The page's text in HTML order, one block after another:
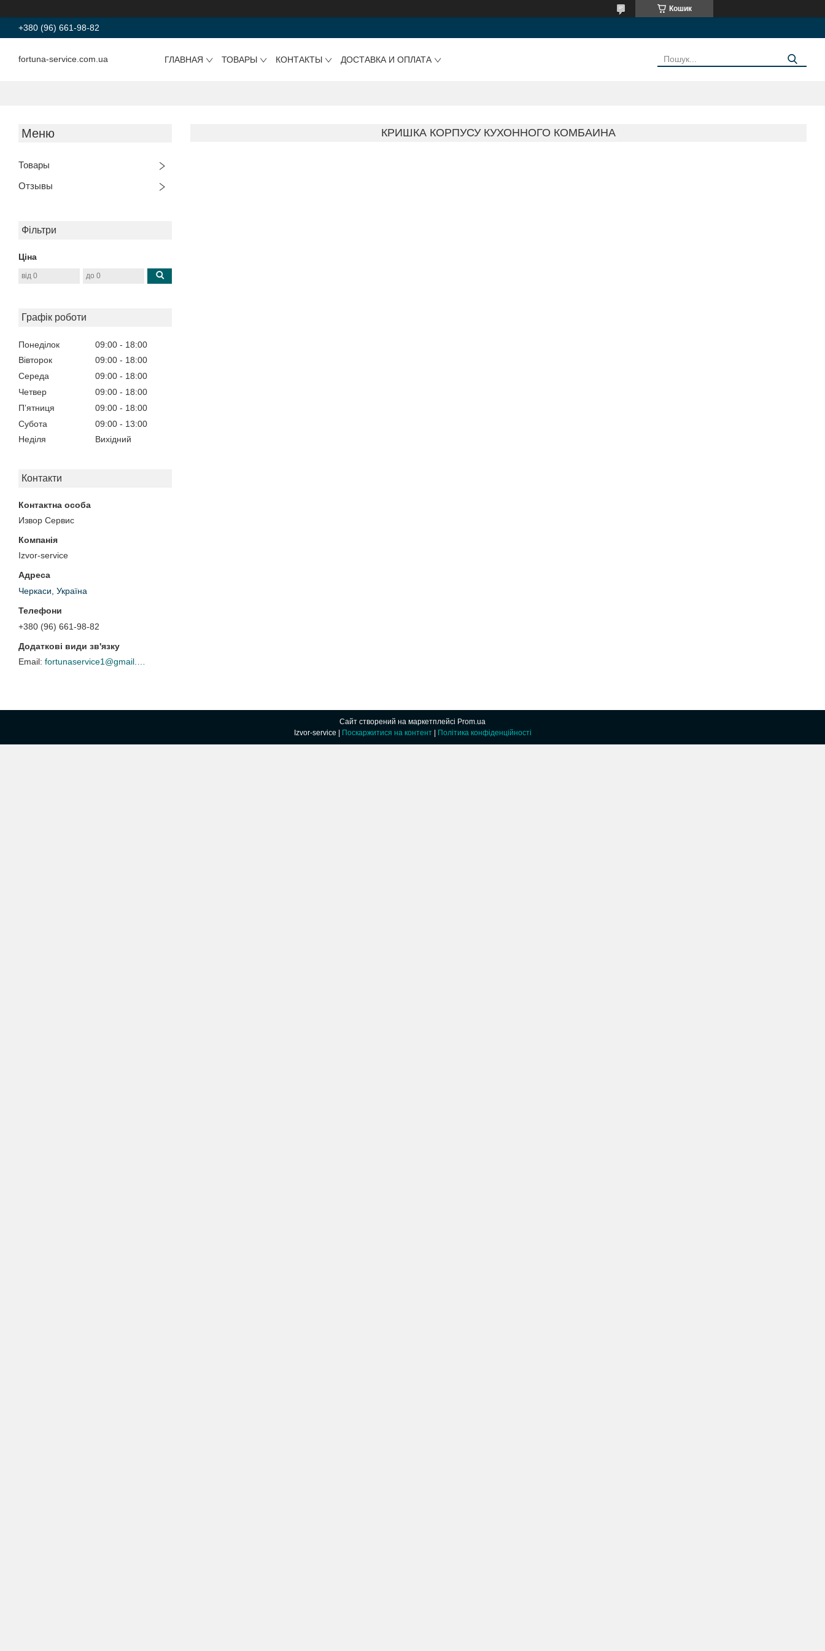
Кошик
+380 (96) 661-98-82
fortuna-service.com.ua ГЛАВНАЯ ТОВАРЫ КОНТАКТЫ ДОСТАВКА И ОПЛАТА
Товары
Отзывы
Фільтри
Ціна
Графік роботи
Понеділок 09:00
18:00
Вівторок
09:00
18:00
Середа
09:00
18:00
Четвер
09:00
18:00
Пʼятниця
09:00
18:00
Субота
09:00
13:00
Неділя
Вихідний
Контакти
Извор Сервис
Izvor-service
Черкаси, Україна
+380 (96) 661-98-82
КРИШКА КОРПУСУ КУХОННОГО КОМБАИНА
Сайт створений на маркетплейсі Prom.ua
Поскаржитися на контент Політика конфіденційності